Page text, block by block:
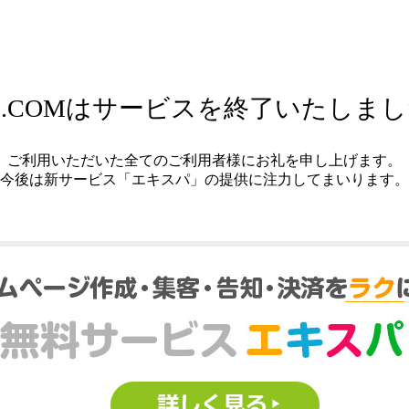
はサービスを終了いたしま
ご利用いただいた全てのご利用者様にお礼を申し上げます。
今後は新サービス「エキスパ」の提供に注力してまいります。